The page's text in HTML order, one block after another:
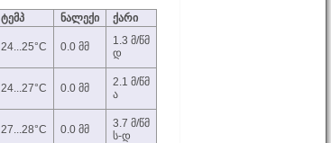
ტემპ ნალექი ქარი
24...25°C 0.0 მმ
1.3 მ/წმ
დ
24...27°C 0.0 მმ
2.1 მ/წმ
ა
27...28°C 0.0 მმ
3.7 მ/წმ
ს-დ